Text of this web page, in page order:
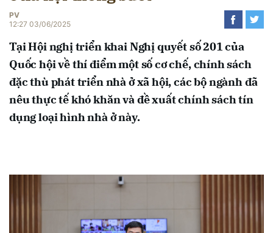
PV
12:27 03/06/2025
Tại Hội nghị triển khai Nghị quyết số 201 của
Quốc hội về thí điểm một số cơ chế, chính sách
đặc thù phát triển nhà ở xã hội, các bộ ngành đã
nêu thực tế khó khăn và đề xuất chính sách tín
dụng loại hình nhà ở này.
Hủy